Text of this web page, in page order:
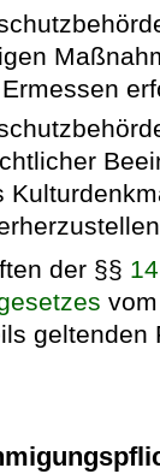
der §§ 14